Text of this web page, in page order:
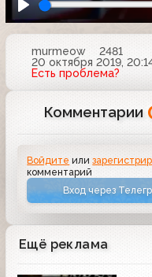
murmeow
2481
20 октября 2019,
Есть проблема?
Комментарии
Войдите или
комментарий
Вход через
Ещё реклама